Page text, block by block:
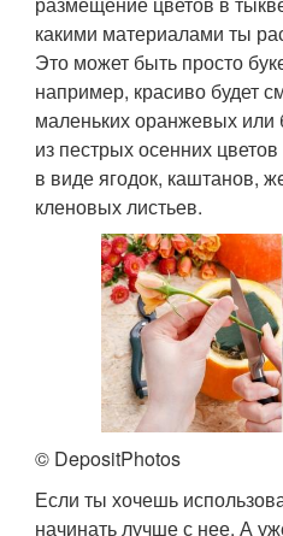
какими материалами ты
Это может быть просто
например, красиво будет
маленьких оранжевых или
из пестрых осенних
в виде ягодок, каштанов,
кленовых листьев.
© DepositPhotos
Если ты хочешь
начинать лучше с нее. А